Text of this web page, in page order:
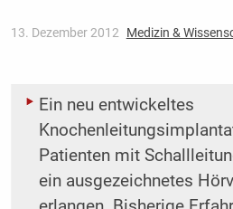
13. Dezember 2012 Medizin &
Ein neu entwickeltes
Patienten mit
ein ausgezeichnetes